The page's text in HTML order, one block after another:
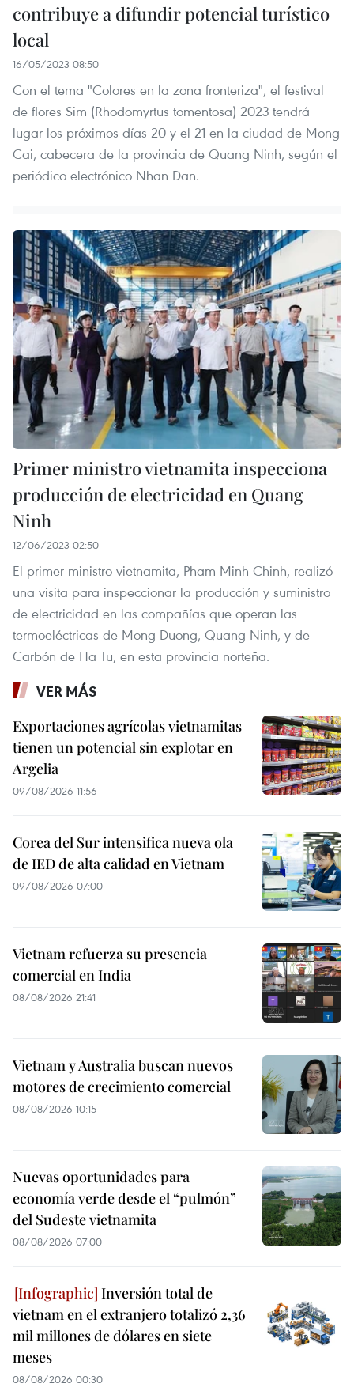
contribuye a difundir potencial turístico
local
16/05/2023 08:50
Con el tema "Colores en la zona fronteriza", el festival
de flores Sim (Rhodomyrtus tomentosa) 2023 tendrá
lugar los próximos días 20 y el 21 en la ciudad de Mong
Cai, cabecera de la provincia de Quang Ninh, según el
periódico electrónico Nhan Dan.
Primer ministro vietnamita inspecciona
producción de electricidad en Quang
Ninh
12/06/2023 02:50
El primer ministro vietnamita, Pham Minh Chinh, realizó
una visita para inspeccionar la producción y suministro
de electricidad en las compañías que operan las
termoeléctricas de Mong Duong, Quang Ninh, y de
Carbón de Ha Tu, en esta provincia norteña.
VER MÁS
Exportaciones agrícolas vietnamitas
tienen un potencial sin explotar en
Argelia
09/08/2026 11:56
Corea del Sur intensifica nueva ola
de IED de alta calidad en Vietnam
09/08/2026 07:00
Vietnam refuerza su presencia
comercial en India
08/08/2026 21:41
Vietnam y Australia buscan nuevos
motores de crecimiento comercial
08/08/2026 10:15
Nuevas oportunidades para
economía verde desde el “pulmón”
del Sudeste vietnamita
08/08/2026 07:00
Inversión total de
vietnam en el extranjero totalizó 2,36
mil millones de dólares en siete
meses
08/08/2026 00:30